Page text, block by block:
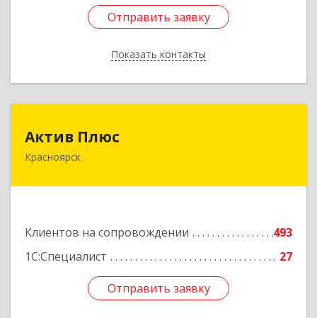
Отправить заявку
Показать контакты
Отправить заявку
Назад
Актив Плюс
Красноярск
Клиентов на сопровождении
493
1С:Специалист
27
Отправить заявку
660017, Красноярский край, Красноярск г,
Отправить заявку